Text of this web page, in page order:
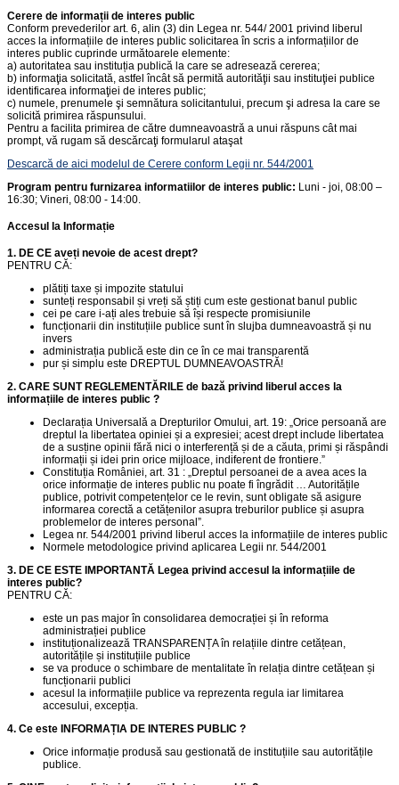
Cerere de informații de interes public
Conform prevederilor art. 6, alin (3) din Legea nr. 544/ 2001 privind liberul
acces la informațiile de interes public solicitarea în scris a informațiilor de
interes public cuprinde următoarele elemente:
a) autoritatea sau instituția publică la care se adresează cererea;
b) informaţia solicitată, astfel încât să permită autorităţii sau instituţiei publice
identificarea informaţiei de interes public;
c) numele, prenumele şi semnătura solicitantului, precum şi adresa la care se
solicită primirea răspunsului.
Pentru a facilita primirea de către dumneavoastră a unui răspuns cât mai
prompt, vă rugam să descărcaţi formularul ataşat
Descarcă de aici modelul de Cerere conform Legii nr. 544/2001
Program pentru furnizarea informatiilor de interes public: Luni - joi, 08:00 –
16:30; Vineri, 08:00 - 14:00.
Accesul la Informație
1. DE CE aveți nevoie de acest drept?
PENTRU CĂ:
plătiți taxe și impozite statului
sunteți responsabil și vreți să știți cum este gestionat banul public
cei pe care i-ați ales trebuie să își respecte promisiunile
funcționarii din instituțiile publice sunt în slujba dumneavoastră și nu
invers
administrația publică este din ce în ce mai transparentă
pur și simplu este DREPTUL DUMNEAVOASTRĂ!
2. CARE SUNT REGLEMENTĂRILE de bază privind liberul acces la
informațiile de interes public ?
Declarația Universală a Drepturilor Omului, art. 19: „Orice persoană are
dreptul la libertatea opiniei și a expresiei; acest drept include libertatea
de a susține opinii fără nici o interferență și de a căuta, primi și răspândi
informații și idei prin orice mijloace, indiferent de frontiere.”
Constituția României, art. 31 : „Dreptul persoanei de a avea aces la
orice informație de interes public nu poate fi îngrădit … Autoritățile
publice, potrivit competențelor ce le revin, sunt obligate să asigure
informarea corectă a cetățenilor asupra treburilor publice și asupra
problemelor de interes personal”.
Legea nr. 544/2001 privind liberul acces la informațiile de interes public
Normele metodologice privind aplicarea Legii nr. 544/2001
3. DE CE ESTE IMPORTANTĂ Legea privind accesul la informațiile de
interes public?
PENTRU CĂ:
este un pas major în consolidarea democrației și în reforma
administrației publice
instituționalizează TRANSPARENȚA în relațiile dintre cetățean,
autoritățile și instituțiile publice
se va produce o schimbare de mentalitate în relația dintre cetățean și
funcționarii publici
acesul la informațiile publice va reprezenta regula iar limitarea
accesului, excepția.
4. Ce este INFORMAȚIA DE INTERES PUBLIC ?
Orice informație produsă sau gestionată de instituțiile sau autoritățile
publice.